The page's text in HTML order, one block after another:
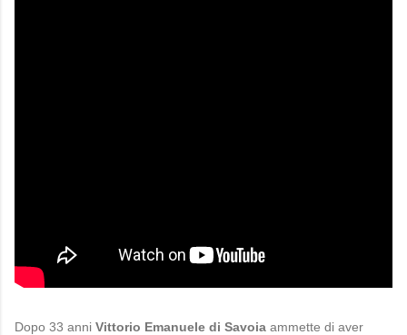
Dopo 33 anni Vittorio Emanuele di Savoia ammette di aver